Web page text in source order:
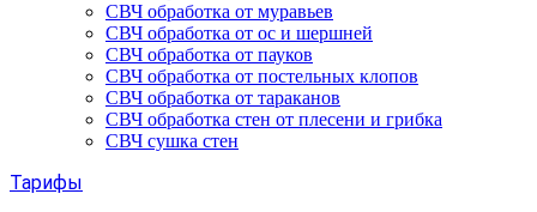
СВЧ обработка от муравьев
СВЧ обработка от ос и шершней
СВЧ обработка от пауков
СВЧ обработка от постельных клопов
СВЧ обработка от тараканов
СВЧ обработка стен от плесени и грибка
СВЧ сушка стен
Тарифы